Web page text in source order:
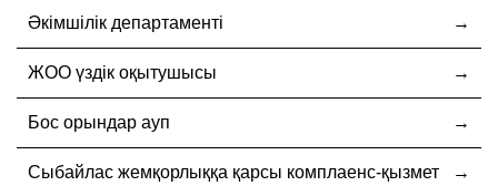
Әкімшілік департаменті
ЖОО үздік оқытушысы
Бос орындар ауп
Cыбайлас жемқорлыққа қарсы комплаенс-қызмет